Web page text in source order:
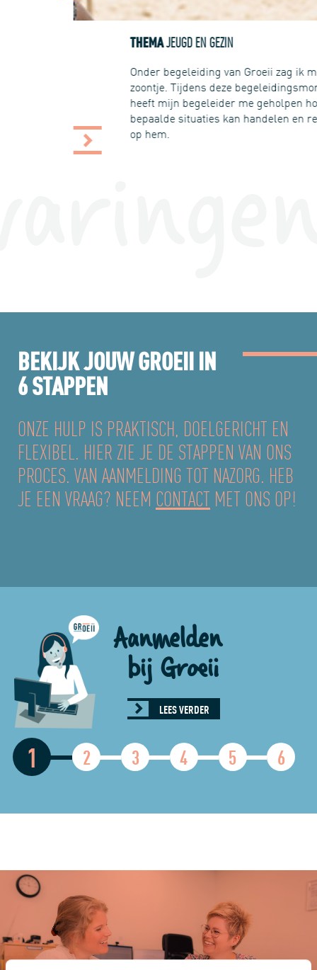
JEUGD EN GEZIN
Onder begeleiding van Groeii zag ik mijn
zoontje. Tijdens deze begeleidingsmomenten
heeft mijn begeleider me geholpen hoe ik in
bepaalde situaties kan handelen en reageren
op hem.
Ik
BEKIJK JOUW GROEII IN
6 STAPPEN
ONZE HULP IS PRAKTISCH, DOELGERICHT EN
FLEXIBEL. HIER ZIE JE DE STAPPEN VAN ONS
PROCES. VAN AANMELDING TOT NAZORG. HEB
JE EEN VRAAG? NEEM CONTACT MET ONS OP!
Aanmelden
bij Groeii
LEES VERDER
1 2 3 4 5 6